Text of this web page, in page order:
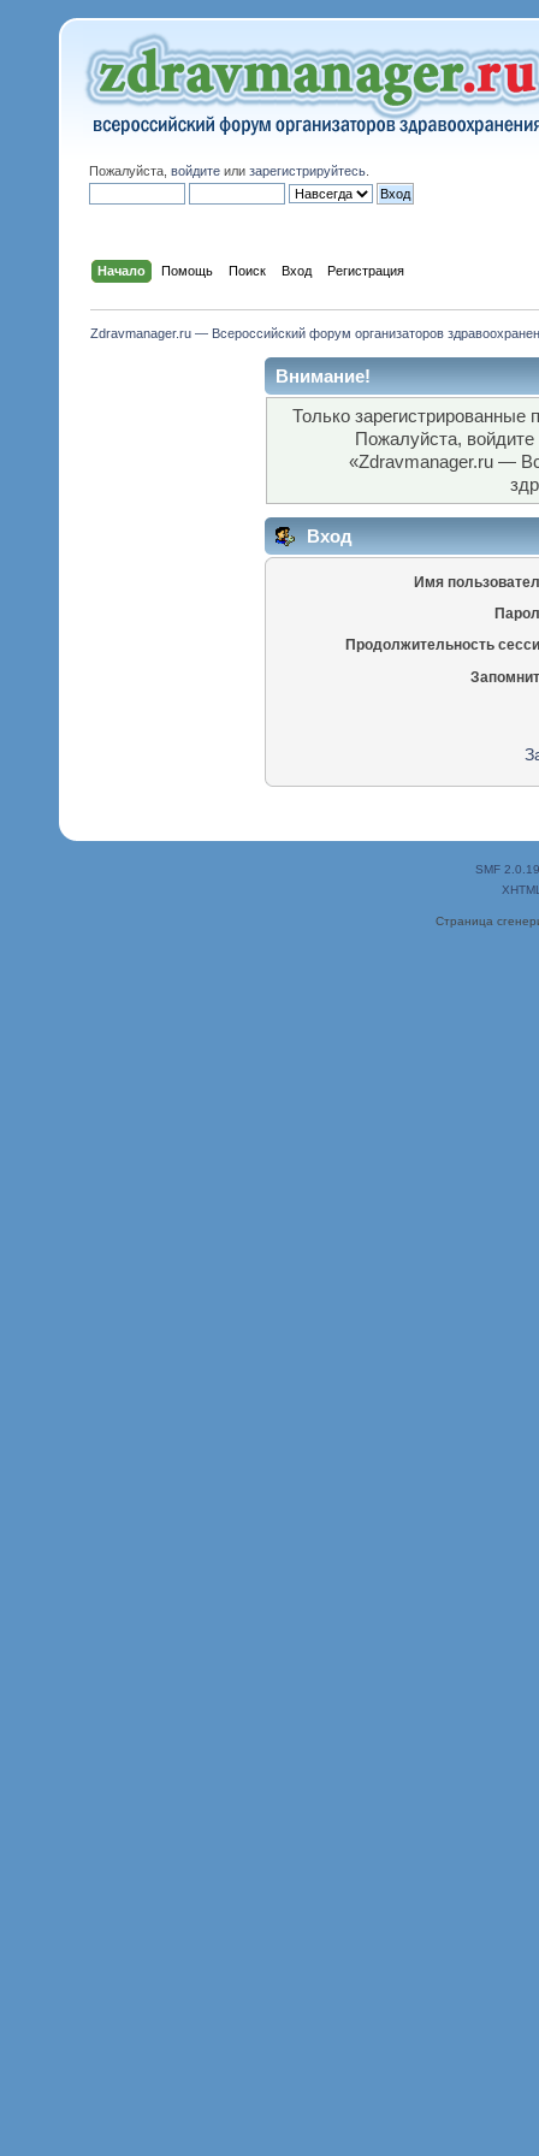
Пожалуйста, войдите или зарегистрируйтесь
Начало Помощь Поиск Вход Регистрация
Zdravmanager.ru — Всероссийский форум организаторов
Внимание!
Только зарегистрированные
Пожалуйста,
«Zdravmanager.ru —
Вход
Имя
Продолжительность
SMF 2.0.19
Страница